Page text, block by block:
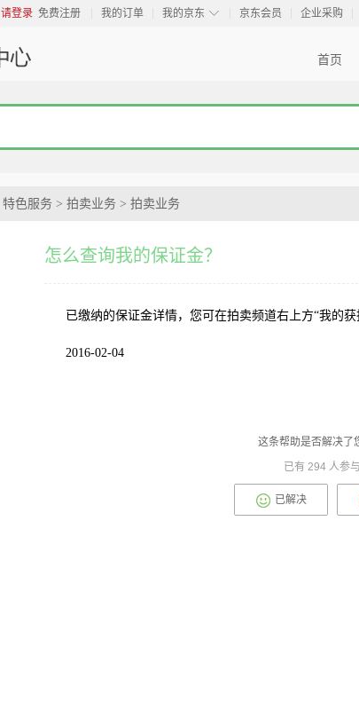
请登录 免费注册 我的订单 ◇
我的京东 京东会员 企业采购
首页
特色服务 > 拍卖业务 > 拍卖业务
怎么查询我的保证金？
已缴纳的保证金详情，您可在拍卖频道右上方“我的获
2016-02-04
这条帮助是否解决了
已有 294人参
已解决